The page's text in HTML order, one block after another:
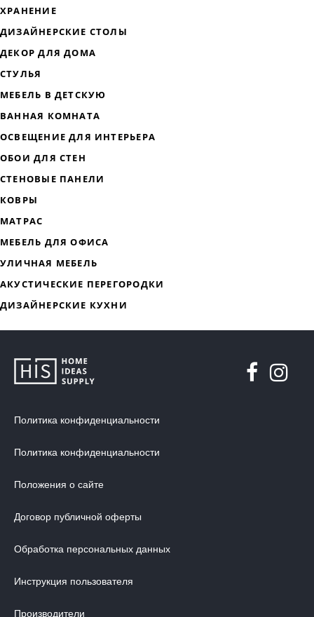
ХРАНЕНИЕ
ДИЗАЙНЕРСКИЕ СТОЛЫ
МЕБЕЛЬ В ДЕТСКУЮ
ВАННАЯ КОМНАТА
ОБОИ ДЛЯ СТЕН
СТЕНОВЫЕ ПАНЕЛИ
Политика конфиденциальности
Политика конфиденциальности
Положения о сайте
Договор публичной оферты
Обработка персональных данных
Инструкция пользователя
Производители